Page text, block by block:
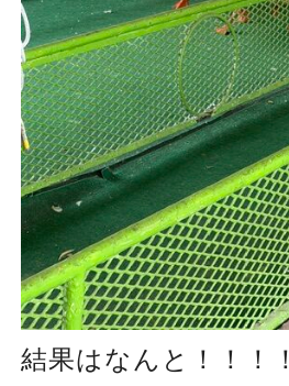
結果はなんと！！！！